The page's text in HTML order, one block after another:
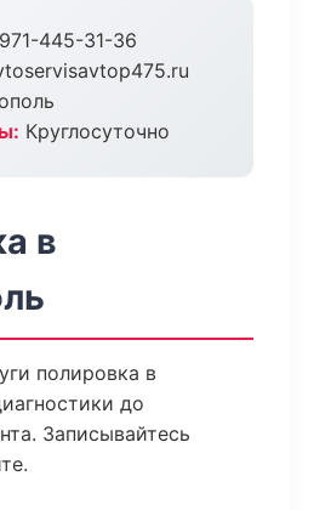
445-31-36
Круглосуточно
в
полировка в
до
Записывайтесь